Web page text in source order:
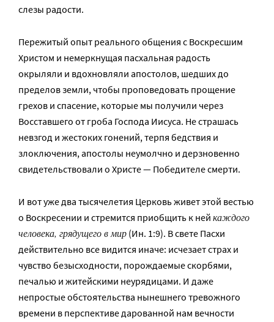
слезы радости.
Пережитый опыт реального общения с Воскресшим
Христом и немеркнущая пасхальная радость
окрыляли и вдохновляли апостолов, шедших до
пределов земли, чтобы проповедовать прощение
грехов и спасение, которые мы получили через
Восставшего от гроба Господа Иисуса. Не страшась
невзгод и жестоких гонений, терпя бедствия и
злоключения, апостолы неумолчно и дерзновенно
свидетельствовали о Христе — Победителе смерти.
И вот уже два тысячелетия Церковь живет этой вестью
о Воскресении и стремится приобщить к ней каждого
человека, грядущего в мир (Ин. 1:9). В свете Пасхи
действительно все видится иначе: исчезает страх и
чувство безысходности, порождаемые скорбями,
печалью и житейскими неурядицами. И даже
непростые обстоятельства нынешнего тревожного
времени в перспективе дарованной нам вечности